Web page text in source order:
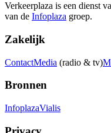
Verkeerplaza is een dienst
van de Infoplaza groep.
Zakelijk
ContactMedia (radio & tv)
Bronnen
InfoplazaVialis